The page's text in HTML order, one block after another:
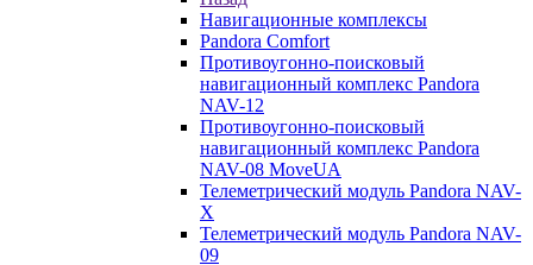
Навигационные комплексы
Pandora Comfort
Противоугонно-поисковый
навигационный комплекс Pandora
NAV-12
Противоугонно-поисковый
навигационный комплекс Pandora
NAV-08 MoveUA
Телеметрический модуль Pandora NAV-
X
Телеметрический модуль Pandora NAV-
09